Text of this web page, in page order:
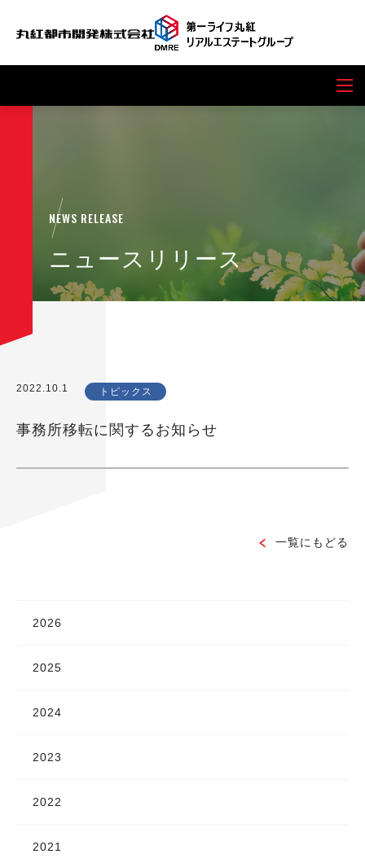
NEWS RELEASE
ニュースリリース
2022.10.1 トピックス
事務所移転に関するお知らせ
一覧にもどる
2026
2025
2024
2023
2022
2021